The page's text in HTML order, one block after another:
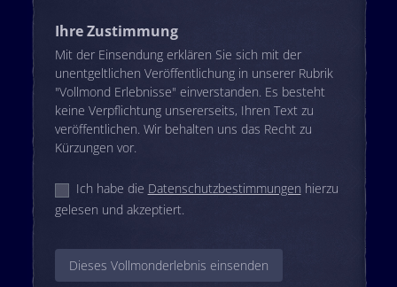
Ihre Zustimmung
Mit der Einsendung erklären Sie sich mit der
unentgeltlichen Veröffentlichung in unserer Rubrik
"Vollmond Erlebnisse" einverstanden. Es besteht
keine Verpflichtung unsererseits, Ihren Text zu
veröffentlichen. Wir behalten uns das Recht zu
Kürzungen vor.
Ich habe die Datenschutzbestimmungen hierzu
gelesen und akzeptiert.